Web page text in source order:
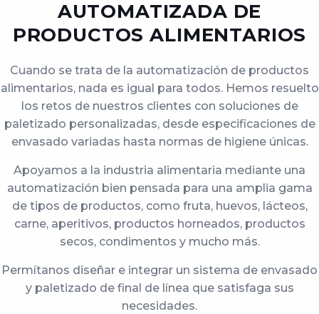
AUTOMATIZADA DE
PRODUCTOS ALIMENTARIOS
Cuando se trata de la automatización de productos
alimentarios, nada es igual para todos. Hemos resuelto
los retos de nuestros clientes con soluciones de
paletizado personalizadas, desde especificaciones de
envasado variadas hasta normas de higiene únicas.
Apoyamos a la industria alimentaria mediante una
automatización bien pensada para una amplia gama
de tipos de productos, como fruta, huevos, lácteos,
carne, aperitivos, productos horneados, productos
secos, condimentos y mucho más.
Permítanos diseñar e integrar un sistema de envasado
y paletizado de final de línea que satisfaga sus
necesidades.